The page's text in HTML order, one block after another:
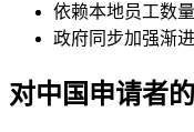
依赖本地员工数
政府同步加强渐
对中国申请者